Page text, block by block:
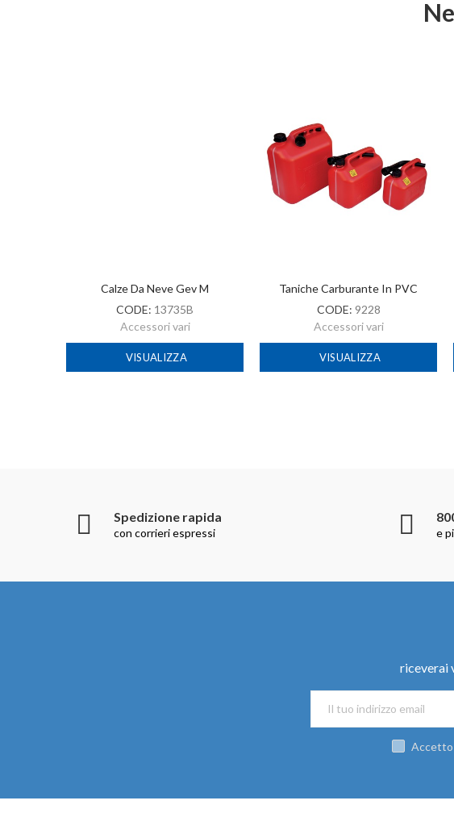
Calze Da Neve Gev M
CODE: 13735B
Accessori vari
VISUALIZZA
Taniche Carburante In PVC
CODE: 9228
Accessori vari
VISUALIZZA
Spedizione rapida
con corrieri espressi e
riceverai
Accetto